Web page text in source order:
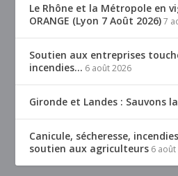
Le Rhône et la Métropole en
ORANGE (Lyon 7 Août 2026) 7
Soutien aux entreprises
incendies… 6 août 2026
Gironde et Landes : Sauvons
Canicule, sécheresse,
soutien aux agriculteurs 6 août